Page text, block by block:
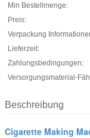
Min Bestellmenge:
Preis:
Verpackung
Lieferzeit:
Zahlungsbedingungen:
Versorgungsmaterial-
Beschreibung
Cigarette Making